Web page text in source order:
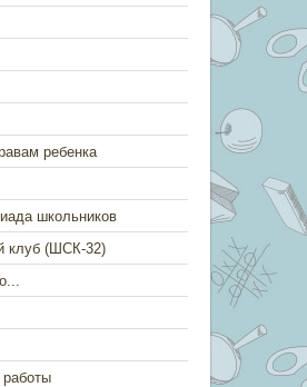
ребенка
школьников
клуб (ШСК-32)